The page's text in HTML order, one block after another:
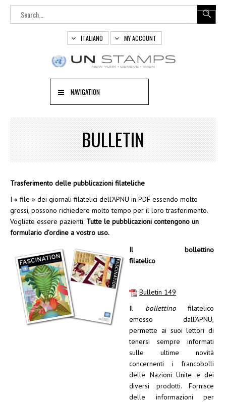
ITALIANO MY ACCOUNT
NAVIGATION
BULLETIN
Trasferimento delle pubblicazioni filateliche
I « file » dei giornali filatelici dell’APNU in PDF essendo molto
grossi, possono richiedere molto tempo per il loro trasferimento.
Vogliate essere pazienti. Tutte le pubblicazioni contengono un
formulario d’ordine a vostro uso.
Il bollettino
filatelico
Bulletin 149
Il bollettinofilatelico
emesso dall’APNU,
permette ai suoi lettori di
tenersi sempre informati
sulle ultime novità
concernenti i francobolli
delle Nazioni Unite e dei
diversi prodotti. Fornisce
delle informazioni per